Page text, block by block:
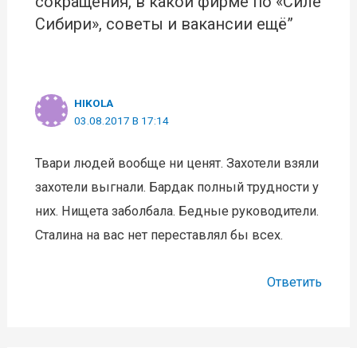
Сибири», советы и вакансии ещё”
HIKOLA
03.08.2017 В 17:14
Твари людей вообще ни ценят. Захотели взяли
захотели выгнали. Бардак полный трудности у
них. Нищета заболбала. Бедные руководители.
Сталина на вас нет переставлял бы всех.
Ответить